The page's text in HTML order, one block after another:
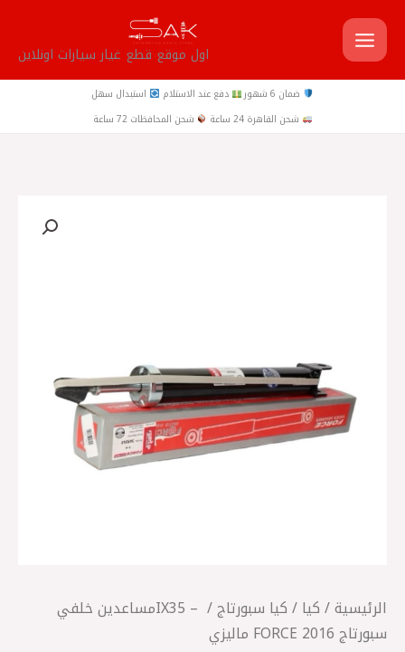
تخطي
إلى
المحتوى
اول موقع قطع غيار سيارات اونلاين
ضمان 6 شهور دفع عند الاستلام
استبدال سهل
شحن القاهرة 24 ساعة
شحن المحافظات 72 ساعة
الرئيسية/ كيا / كيا سبورتاج
/ IX35 – ‎مساعدين خلفي
سبورتاج 2016 FORCE ماليزي
FORCE
ماليزي